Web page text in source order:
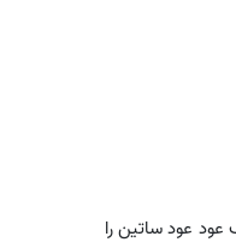
عود ساتین را